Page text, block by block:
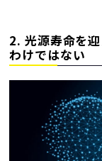
2. 光源寿命を
わけではない